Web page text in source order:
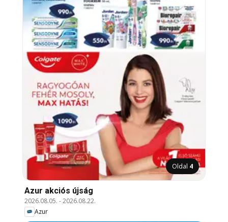
Oldal 4
Azur akciós újság
2026.08.05. -2026.08.22.
Azur